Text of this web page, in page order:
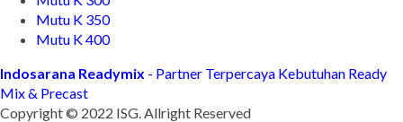
Mutu K 350
Mutu K 400
Indosarana Readymix - Partner Terpercaya Kebutuhan Ready
Mix & Precast
Copyright © 2022 ISG. Allright Reserved